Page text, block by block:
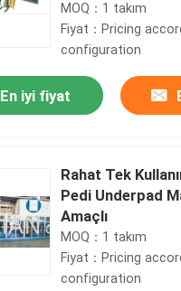
MOQ：1 takım
Fiyat：Pricing
configuration
En iyi fiyat
Rahat Tek
Pedi Underpad
Amaçlı
MOQ：1 takım
Fiyat：Pricing
configuration